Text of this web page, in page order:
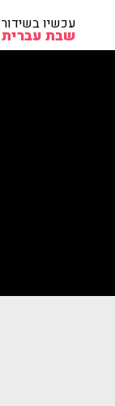
עכשיו בשידור
שבת עברית